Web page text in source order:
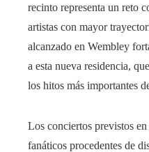
recinto representa un reto
artistas con mayor
alcanzado en Wembley
a esta nueva residencia,
los hitos más importantes
Los conciertos previstos
fanáticos procedentes de